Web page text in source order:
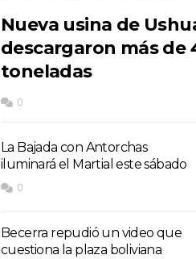
Nueva usina de
descargaron más de
toneladas
0
La Bajada con Antorchas
iluminará el Martial este sábado
0
Becerra repudió un video que
cuestiona la plaza boliviana